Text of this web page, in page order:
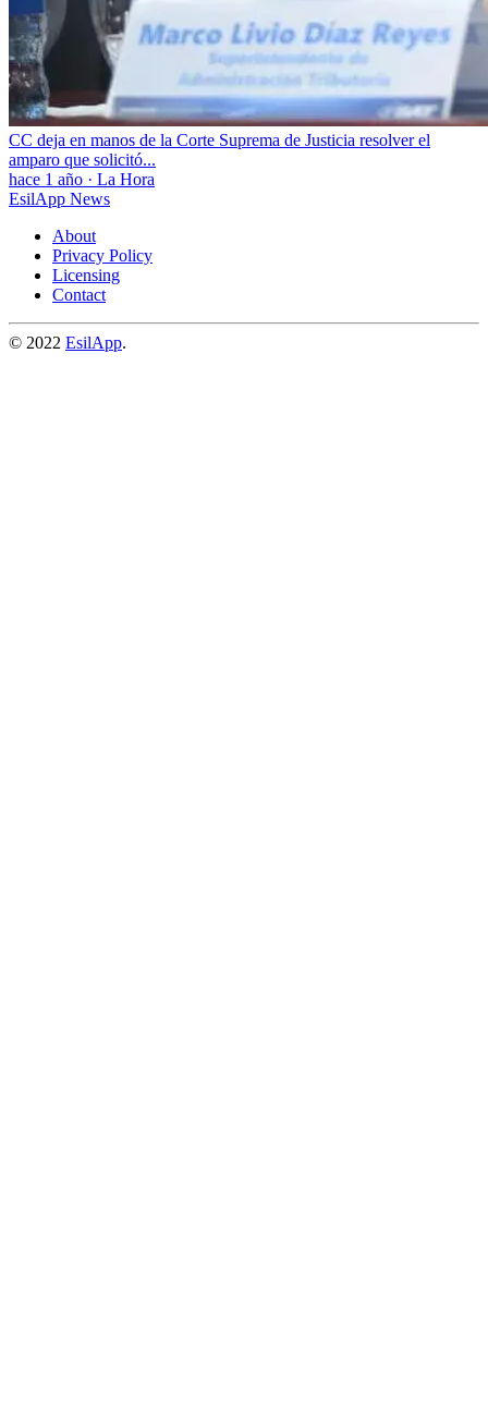
CC deja en manos de la Corte Suprema de Justicia resolver el
amparo que solicitó...
hace 1 año · La Hora
EsilApp News
About
Privacy Policy
Licensing
Contact
© 2022 EsilApp.